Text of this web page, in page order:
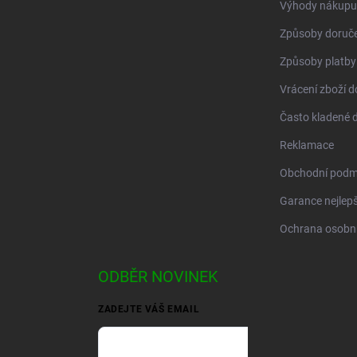
Výhody
Způsoby
Způsoby platby
Vrácení zboží
Často kladené
Reklamace
Obchodní
Garance
Ochrana
ODBĚR NOVINEK
ZADEJTE VÁŠ EMAIL